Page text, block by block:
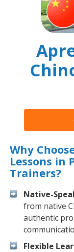
Why
Lessons in
Trainers?
Native-
from native
authentic
Flexible